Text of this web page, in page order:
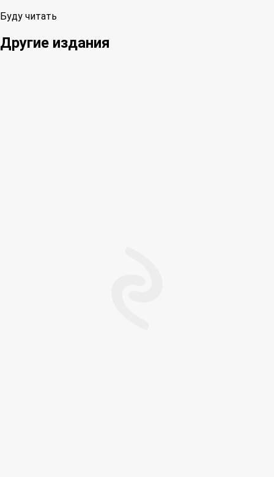
Буду читать
Другие издания